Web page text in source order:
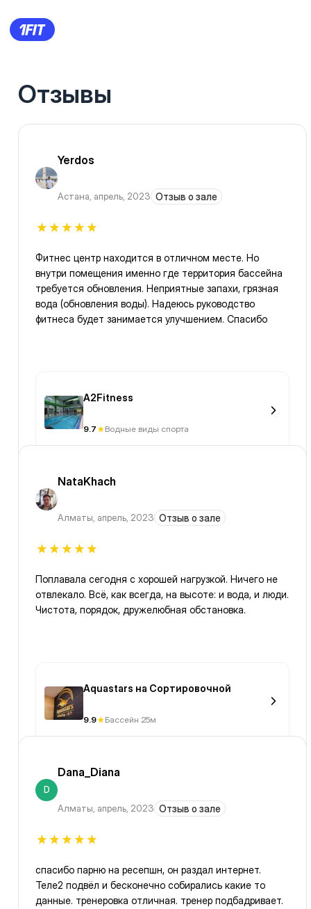
Отзывы
Yerdos
Астана, апрель, 2023 Отзыв о зале
Фитнес центр находится в отличном месте. Но
внутри помещения именно где территория бассейна
требуется обновления. Неприятные запахи, грязная
вода (обновления воды). Надеюсь руководство
фитнеса будет занимается улучшением. Спасибо
A2Fitness
9.7 Водные виды спорта
NataKhach
Алматы, апрель, 2023 Отзыв о зале
Поплавала сегодня с хорошей нагрузкой. Ничего не
отвлекало. Всё, как всегда, на высоте: и вода, и люди.
Чистота, порядок, дружелюбная обстановка.
Aquastars на Сортировочной
9.9 Бассейн 25м
D
Dana_Diana
Алматы, апрель, 2023 Отзыв о зале
спасибо парню на ресепшн, он раздал интернет.
Теле2 подвёл и бесконечно собирались какие то
данные. тренеровка отличная. тренер подбадривает.